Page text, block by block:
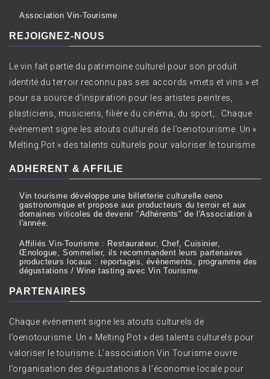
Association Vin-Tourisme
REJOIGNEZ-NOUS
Le vin fait partie du patrimoine culturel pour son produit
identité du terroir reconnu pas ses accords «mets et vins » et
pour sa source d’inspiration pour les artistes peintres,
plasticiens, musiciens, filière du cinéma, du sport,.. Chaque
événement signe les atouts culturels de l’oenotourisme. Un «
Melting Pot » des talents culturels pour valoriser le tourisme.
ADHERENT & AFFILIE
Vin tourisme développe une billetterie culturelle oeno
gastronomique et propose aux producteurs du terroir et aux
domaines viticoles de devenir "Adhérents" de l'Association à
l'année.
Affiliés Vin-Tourisme : Restaurateur, Chef, Cuisinier,
Œnologue, Sommelier, ils recommandent leurs partenaires
producteurs locaux : reportages, évènements, programme des
dégustations / Wine tasting avec Vin Tourisme.
PARTENAIRES
Chaque événement signe les atouts culturels de
l’oenotourisme. Un « Melting Pot » des talents culturels pour
valoriser le tourisme. L’association Vin Tourisme ouvre
l’organisation des dégustations à l’économie locale pour